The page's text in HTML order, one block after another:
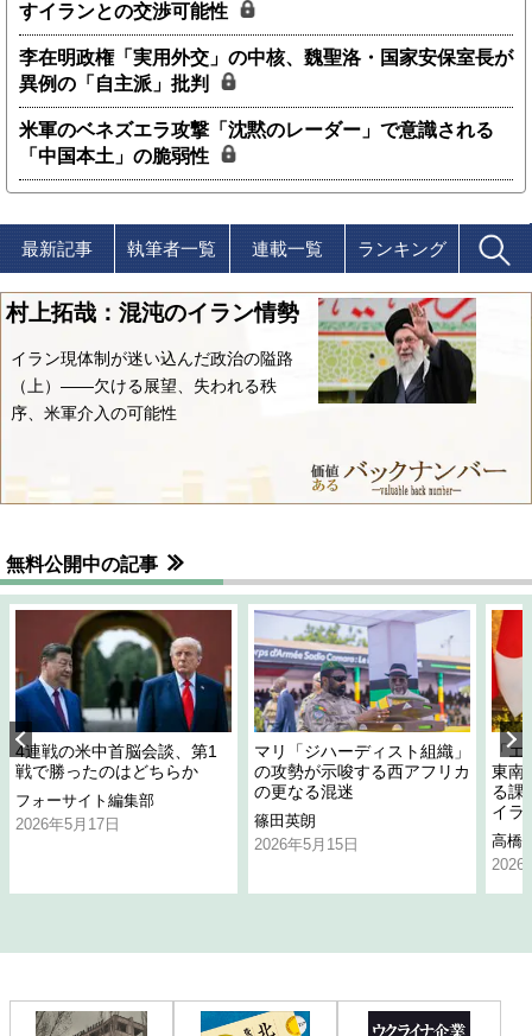
すイランとの交渉可能性
李在明政権「実用外交」の中核、魏聖洛・国家安保室長が
異例の「自主派」批判
米軍のベネズエラ攻撃「沈黙のレーダー」で意識される
「中国本土」の脆弱性
最新記事 執筆者一覧 連載一覧 ランキング
村上拓哉：混沌のイラン情勢
イラン現体制が迷い込んだ政治の隘路
（上）――欠ける展望、失われる秩
序、米軍介入の可能性
無料公開中の記事
4連戦の米中首脳会談、第1
戦で勝ったのはどちらか
フォーサイト編集部
2026年5月17日
マリ「ジハーディスト組織」
の攻勢が示唆する西アフリカ
の更なる混迷
篠田英朗
2026年5月15日
「
東南
る課
イラ
高橋
2026